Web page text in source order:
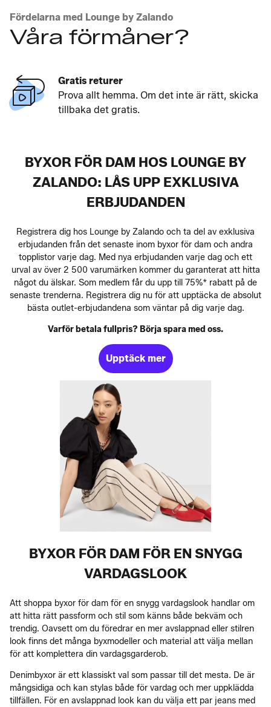
Fördelarna med Lounge by Zalando
Våra förmåner?
Gratis returer
Prova allt hemma. Om det inte är rätt, skicka
tillbaka det gratis.
BYXOR FÖR DAM HOS LOUNGE BY
ZALANDO: LÅS UPP EXKLUSIVA
ERBJUDANDEN
Registrera dig hos Lounge by Zalando och ta del av exklusiva
erbjudanden från det senaste inom byxor för dam och andra
topplistor varje dag. Med nya erbjudanden varje dag och ett
urval av över 2 500 varumärken kommer du garanterat att hitta
något du älskar. Som medlem får du upp till 75%* rabatt på de
senaste trenderna. Registrera dig nu för att upptäcka de absolut
bästa outlet-erbjudandena som väntar på dig varje dag.
Varför betala fullpris? Börja spara med oss.
Upptäck mer
BYXOR FÖR DAM FÖR EN SNYGG
VARDAGSLOOK
Att shoppa byxor för dam för en snygg vardagslook handlar om
att hitta rätt passform och stil som känns både bekväm och
trendig. Oavsett om du föredrar en mer avslappnad eller stilren
look finns det många byxmodeller och material att välja mellan
för att komplettera din vardagsgarderob.
Denimbyxor är ett klassiskt val som passar till det mesta. De är
mångsidiga och kan stylas både för vardag och mer uppklädda
tillfällen. För en avslappnad look kan du välja ett par jeans med